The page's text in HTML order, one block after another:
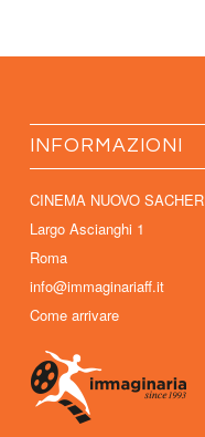
INFORMAZIONI
CINEMA NUOVO SACHER
Largo Ascianghi 1
Roma
info@immaginariaff.it
Come arrivare